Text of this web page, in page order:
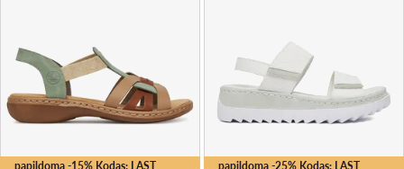
papildoma -15% Kodas: LAST papildoma -25% Kodas: LAST